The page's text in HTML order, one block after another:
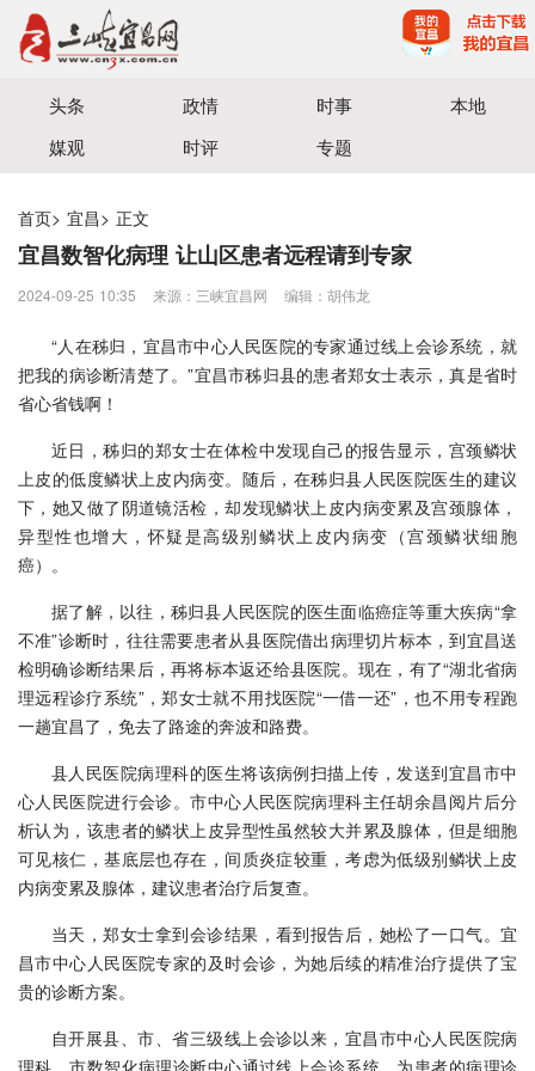
宜昌三峡融媒体中心主办
头条 政情 时事
本地
媒观
时评 专题
首页> 宜昌> 正文
宜昌数智化病理 让山区患者远程请到专家
2024-09-25 10:35 来源：三峡宜昌网 编辑：胡伟龙
“人在秭归，宜昌市中心人民医院的专家通过线上会诊系统，就
把我的病诊断清楚了。”宜昌市秭归县的患者郑女士表示，真是省时
省心省钱啊！
近日，秭归的郑女士在体检中发现自己的报告显示，宫颈鳞状
上皮的低度鳞状上皮内病变。随后，在秭归县人民医院医生的建议
下，她又做了阴道镜活检，却发现鳞状上皮内病变累及宫颈腺体，
异型性也增大，怀疑是高级别鳞状上皮内病变（宫颈鳞状细胞
癌）。
据了解，以往，秭归县人民医院的医生面临癌症等重大疾病“拿
不准”诊断时，往往需要患者从县医院借出病理切片标本，到宜昌送
检明确诊断结果后，再将标本返还给县医院。现在，有了“湖北省病
理远程诊疗系统”，郑女士就不用找医院“一借一还”，也不用专程跑
一趟宜昌了，免去了路途的奔波和路费。
县人民医院病理科的医生将该病例扫描上传，发送到宜昌市中
心人民医院进行会诊。市中心人民医院病理科主任胡余昌阅片后分
析认为，该患者的鳞状上皮异型性虽然较大并累及腺体，但是细胞
可见核仁，基底层也存在，间质炎症较重，考虑为低级别鳞状上皮
内病变累及腺体，建议患者治疗后复查。
当天，郑女士拿到会诊结果，看到报告后，她松了一口气。宜
昌市中心人民医院专家的及时会诊，为她后续的精准治疗提供了宝
贵的诊断方案。
自开展县、市、省三级线上会诊以来，宜昌市中心人民医院病
理科、市数智化病理诊断中心通过线上会诊系统，为患者的病理诊